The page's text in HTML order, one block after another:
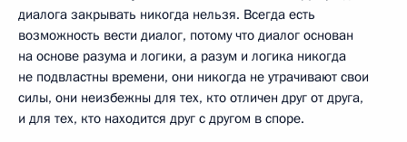
диалога закрывать никогда нельзя. Всегда есть
возможность вести диалог, потому что диалог основан
на основе разума и логики, а разум и логика никогда
не подвластны времени, они никогда не утрачивают свои
силы, они неизбежны для тех, кто отличен друг от друга,
и для тех, кто находится друг с другом в споре.